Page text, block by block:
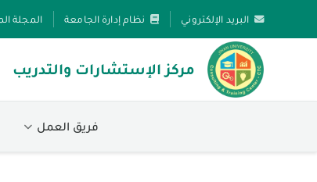
البريد الإلكتروني نظام إدارة الجامعة المجلة
مركز الإستشارات والتدريب
فريق العمل